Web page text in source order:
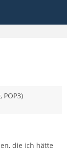
die ich hätte